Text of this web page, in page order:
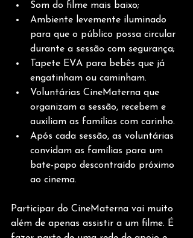
Som do filme mais baixo;
Ambiente levemente iluminado
para que o público possa circular
durante a sessão com segurança;
Tapete EVA para bebês que já
engatinham ou caminham.
Voluntárias CineMaterna que
organizam a sessão, recebem e
auxiliam as famílias com carinho.
Após cada sessão, as voluntárias
convidam as famílias para um
bate-papo descontraído próximo
ao cinema.
Participar do CineMaterna vai muito
além de apenas assistir a um filme. É